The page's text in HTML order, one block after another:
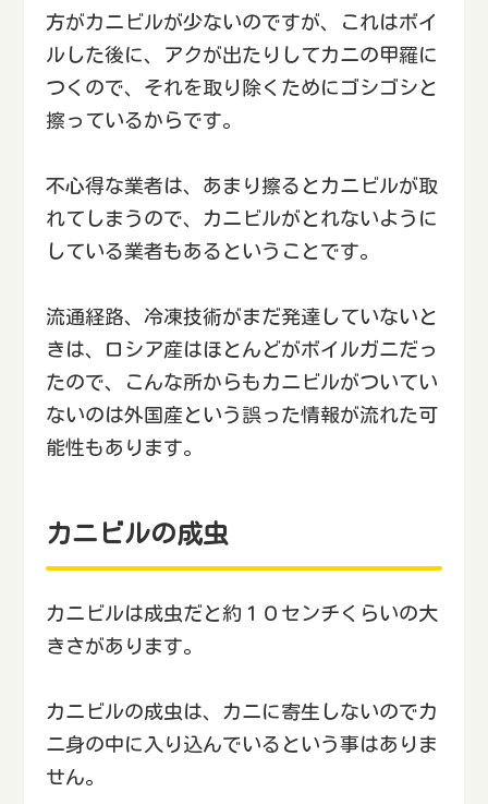
方がカニビルが少ないのですが、これはボイ
ルした後に、アクが出たりしてカニの甲羅に
つくので、それを取り除くためにゴシゴシと
擦っているからです。
不心得な業者は、あまり擦るとカニビルが取
れてしまうので、カニビルがとれないように
している業者もあるということです。
流通経路、冷凍技術がまだ発達していないと
きは、ロシア産はほとんどがボイルガニだっ
たので、こんな所からもカニビルがついてい
ないのは外国産という誤った情報が流れた可
能性もあります。
カニビルの成虫
カニビルは成虫だと約１０センチくらいの大
きさがあります。
カニビルの成虫は、カニに寄生しないのでカ
ニ身の中に入り込んでいるという事はありま
せん。